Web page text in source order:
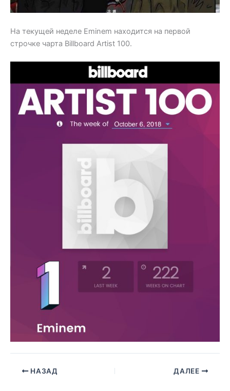
На текущей неделе Eminem находится на первой
строчке чарта Billboard Artist 100.
НАЗАД ДАЛЕЕ